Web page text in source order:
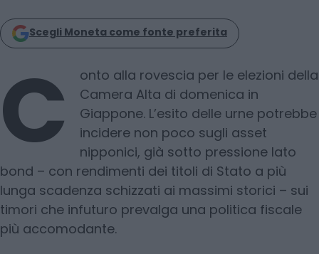
Scegli Moneta come fonte preferita
C
onto alla rovescia per le elezioni della
Camera Alta di domenica in
Giappone. L’esito delle urne potrebbe
incidere non poco sugli asset
nipponici, già sotto pressione lato
bond – con rendimenti dei titoli di Stato a più
lunga scadenza schizzati ai massimi storici – sui
timori che infuturo prevalga una politica fiscale
più accomodante.